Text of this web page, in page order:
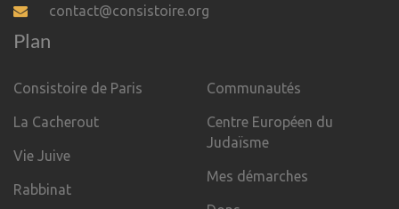
contact@consistoire.org
Plan
Consistoire de Paris
La Cacherout
Vie Juive
Rabbinat
Communautés
Centre Européen du
Judaïsme
Mes démarches